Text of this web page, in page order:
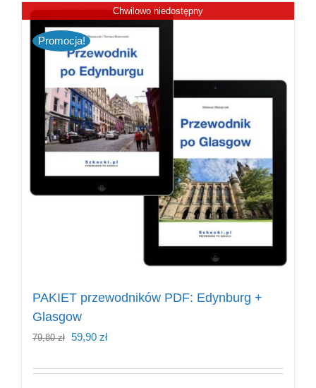
Chwilowo niedostępny
Promocja!
PAKIET przewodników PDF: Edynburg +
Glasgow
79,80zł Pierwotna
59,90 złAktualna